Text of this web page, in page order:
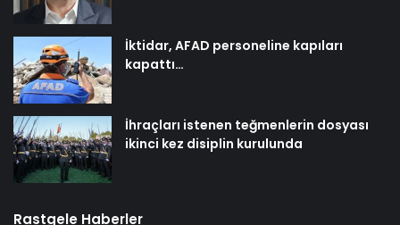
İktidar, AFAD personeline kapıları
kapattı…
İhraçları istenen teğmenlerin dosyası
ikinci kez disiplin kurulunda
Rastgele Haberler